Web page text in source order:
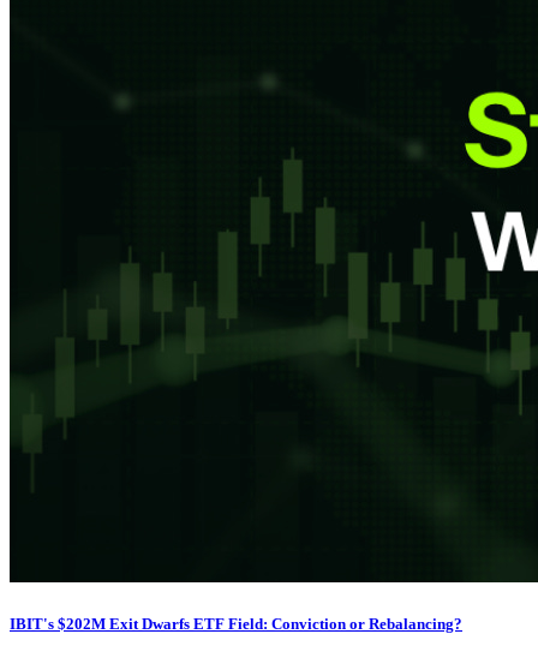
IBIT's $202M Exit Dwarfs ETF Field: Conviction or Rebalancing?